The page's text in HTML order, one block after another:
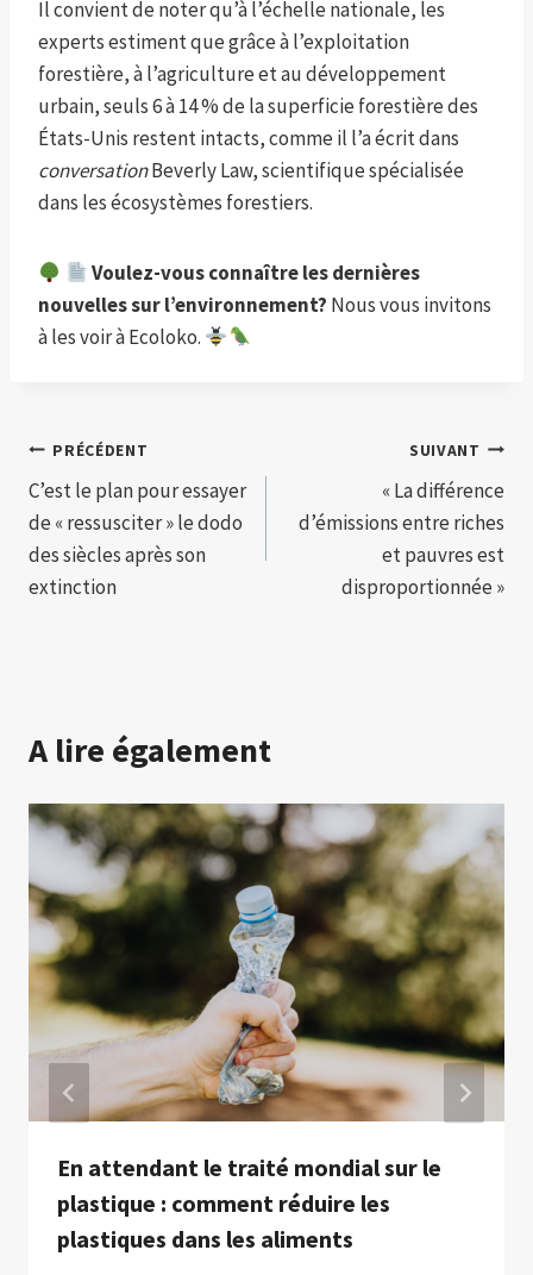
Il convient de noter qu’à l’échelle nationale, les
experts estiment que grâce à l’exploitation
forestière, à l’agriculture et au développement
urbain, seuls 6 à 14 % de la superficie forestière des
États-Unis restent intacts, comme il l’a écrit dans
conversationBeverly Law, scientifique spécialisée
dans les écosystèmes forestiers.
Voulez-vous connaître les dernières
nouvelles sur l’environnement? Nous vous invitons
à les voir à Ecoloko.
Navigation
de
l’article
PRÉCÉDENT
C’est le plan pour essayer
de « ressusciter » le dodo
des siècles après son
extinction
SUIVANT
« La différence
d’émissions entre riches
et pauvres est
disproportionnée »
A lire également
En attendant le traité mondial sur le
plastique : comment réduire les
plastiques dans les aliments